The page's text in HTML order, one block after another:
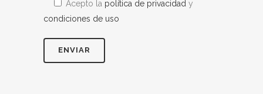
Acepto la política de privacidad y
condiciones de uso